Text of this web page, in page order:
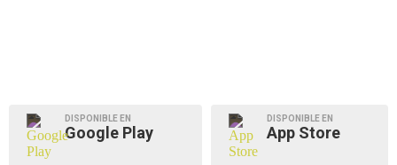
DISPONIBLE EN
Google Play
DISPONIBLE EN
App Store